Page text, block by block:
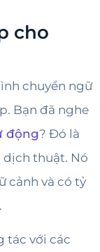
cho
chuyển ngữ
Bạn đã nghe
động? Đó là
thuật. Nó
cảnh và có tỷ
tác với các